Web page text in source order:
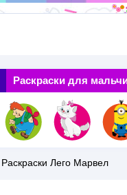
Раскраски для
Раскраски Лего Марвел